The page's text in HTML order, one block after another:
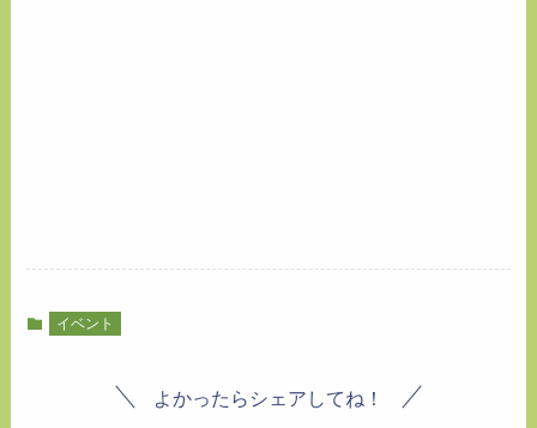
イベント
よかったらシェアしてね！